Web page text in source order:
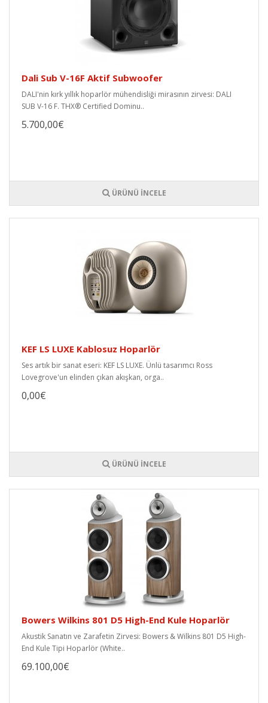
Dali Sub V-16F Aktif Subwoofer
DALI'nin kırk yıllık hoparlör mühendisliği mirasının zirvesi: DALI
SUB V-16 F. THX® Certified Dominu..
5.700,00€
ÜRÜNÜ İNCELE
KEF LS LUXE Kablosuz Hoparlör
Ses artık bir sanat eseri: KEF LS LUXE. Ünlü tasarımcı Ross
Lovegrove'un elinden çıkan akışkan, orga..
0,00€
ÜRÜNÜ İNCELE
Bowers Wilkins 801 D5 High-End Kule Hoparlör
Akustik Sanatın ve Zarafetin Zirvesi: Bowers & Wilkins 801 D5 High-
End Kule Tipi Hoparlör (White..
69.100,00€